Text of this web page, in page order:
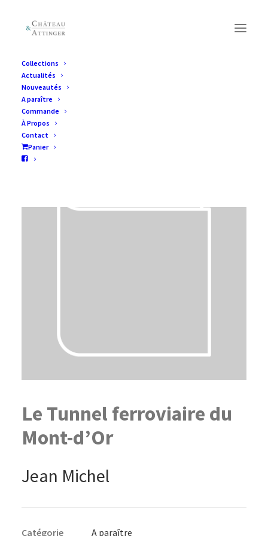
Collections
Actualités
Nouveautés
A paraître
Commande
À Propos
Contact
Panier
Le Tunnel ferroviaire du
Mont-d’Or
Jean Michel
Catégorie A paraître